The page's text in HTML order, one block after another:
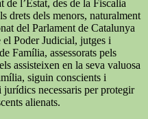
de l’Estat, des de la Fiscalia
drets dels menors, naturalment
del Parlament de Catalunya
el Poder Judicial, jutges i
Família, assessorats pels
assisteixen en la seva valuosa
siguin conscients i
necessaris per protegir
alienats.